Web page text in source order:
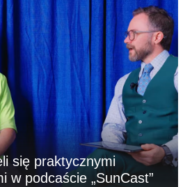
się praktycznymi
w podcaście „SunCast”